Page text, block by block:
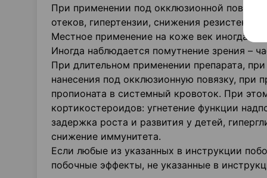
При применении под окклюзионной
отеков, гипертензии, снижения
Местное применение на коже век иногда
Иногда наблюдается помутнение зрения –
При длительном применении препарата,
нанесения под окклюзионную повязку, при
пропионата в системный кровоток. При
кортикостероидов: угнетение функции
задержка роста и развития у детей,
снижение иммунитета.
Если любые из указанных в инструкции
побочные эффекты, не указанные в